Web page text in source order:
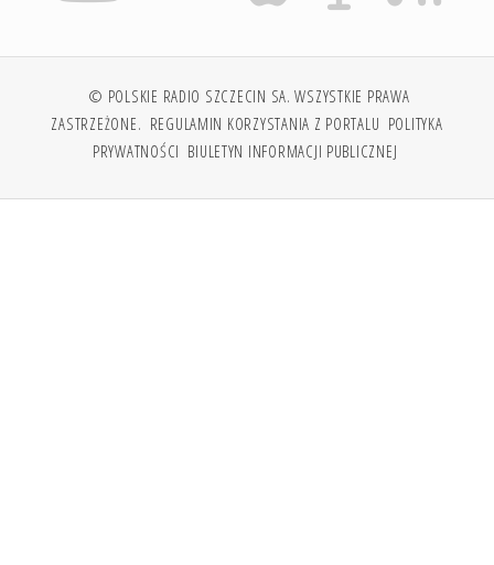
© POLSKIE RADIO SZCZECIN SA. WSZYSTKIE PRAWA
ZASTRZEŻONE. REGULAMIN KORZYSTANIA Z PORTALU POLITYKA
PRYWATNOŚCI BIULETYN INFORMACJI PUBLICZNEJ